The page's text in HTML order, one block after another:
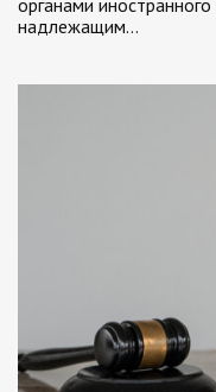
органами
надлежащим…